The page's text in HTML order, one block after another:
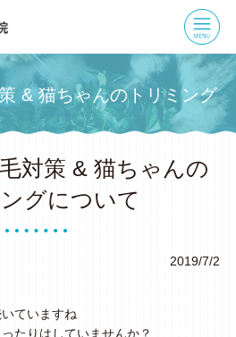
& 猫ちゃんのトリミング
について
の抜け毛対策 & 猫ちゃんのトリミング
対策 & 猫ちゃんの
グについて
2019/7/2
ていますね
たりはしていませんか？